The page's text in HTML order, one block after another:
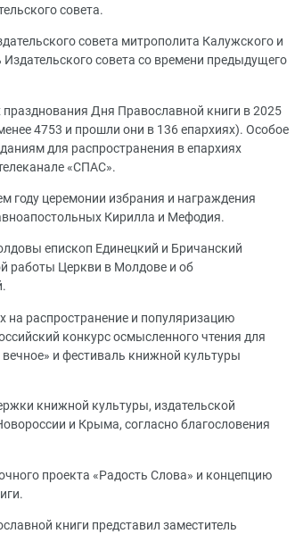
совета.
совета митрополита Калужского и
совета со времени предыдущего
празднования Дня Православной книги в 2025
4753 и прошли они в 136 епархиях). Особое
для распространения в епархиях
«СПАС».
году церемонии избрания и награждения
Кирилла и Мефодия.
епископ Единецкий и Бричанский
работы Церкви в Молдове и об
распространение и популяризацию
конкурс осмысленного чтения для
вечное» и фестиваль книжной культуры
книжной культуры, издательской
и Крыма, согласно благословения
проекта «Радость Слова» и концепцию
книги представил заместитель